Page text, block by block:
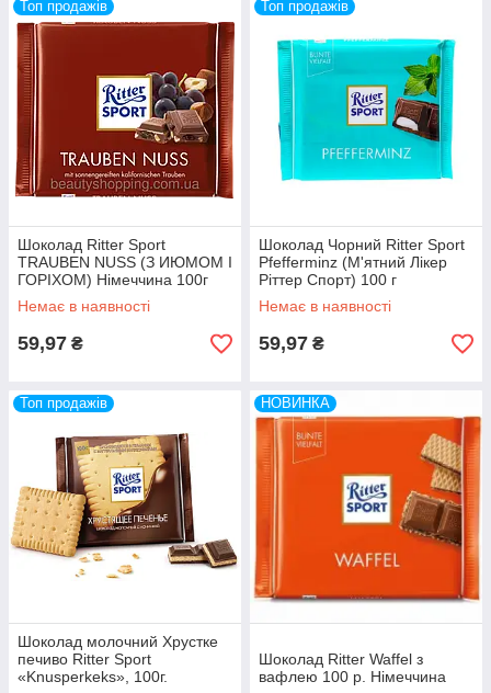
Топ продажів
Шоколад Ritter Sport
TRAUBEN NUSS (З ИЮМОМ І
ГОРІХОМ) Німеччина 100г
Немає в наявності
59,97 ₴
Топ продажів
Шоколад Чорний Ritter Sport
Pfefferminz (М'ятний Лікер
Ріттер Спорт) 100 г
Німеччина
Немає в наявності
59,97 ₴
Топ продажів
Шоколад молочний Хрустке
печиво Ritter Sport
«Knusperkeks», 100г.
НОВИНКА
Шоколад Ritter Waffel з
вафлею 100 р. Німеччина